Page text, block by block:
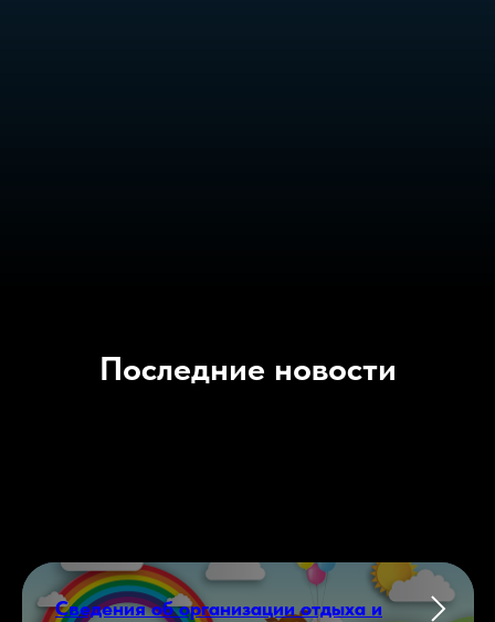
Последние новости
Сведения об организации отдыха и